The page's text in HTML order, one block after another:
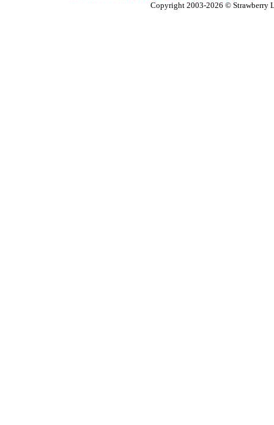
Copyright 2003-2026 © Strawberry